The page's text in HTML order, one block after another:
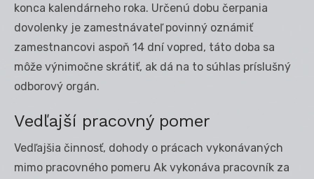
konca kalendárneho roka. Určenú dobu čerpania
dovolenky je zamestnávateľ povinný oznámiť
zamestnancovi aspoň 14 dní vopred, táto doba sa
môže výnimočne skrátiť, ak dá na to súhlas príslušný
odborový orgán.
Vedľajší pracovný pomer
Vedľajšia činnosť, dohody o prácach vykonávaných
mimo pracovného pomeru Ak vykonáva pracovník za